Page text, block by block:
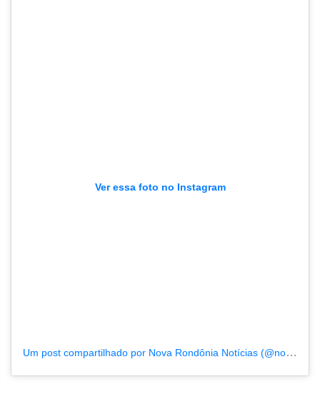
Ver essa foto no Instagram
Um post compartilhado por Nova Rondônia Notícias (@novarondonia)